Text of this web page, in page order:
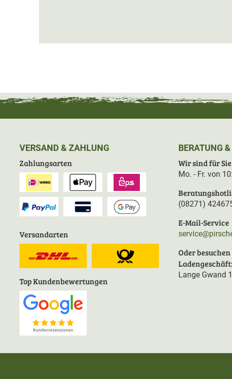
VERSAND & ZAHLUNG
Zahlungsarten
Versandarten
Top Kundenbewertungen
BERATUNG
Wir sind für
Mo. - Fr. von
(08271)
E-Mail-Service
Oder
Ladengeschäft:
Lange Gwand